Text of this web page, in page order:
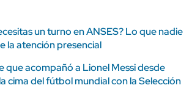
un turno en ANSES? Lo que nadie
la atención presencial
que acompañó a Lionel Messi desde
cima del fútbol mundial con la Selección